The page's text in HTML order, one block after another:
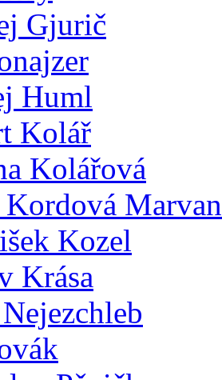
Gjurič
Huml
Kolář
Kolářová
Kordová
Kozel
Krása